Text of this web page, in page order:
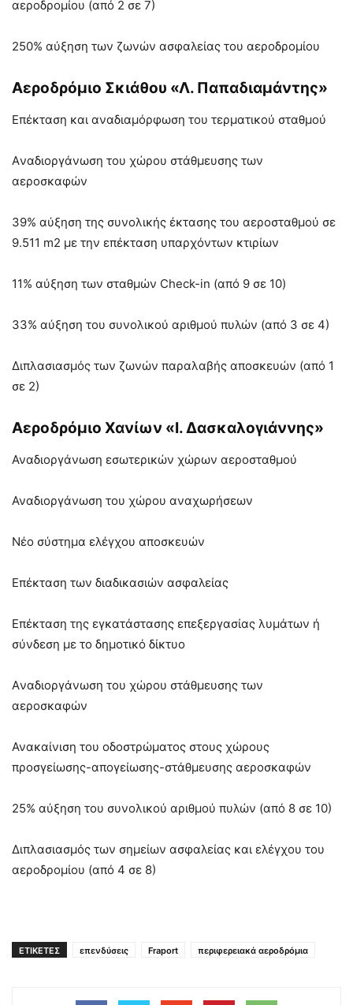
αεροδρομίου (από 2 σε 7)
250% αύξηση των ζωνών ασφαλείας του αεροδρομίου
Αεροδρόμιο Σκιάθου «Λ. Παπαδιαμάντης»
Επέκταση και αναδιαμόρφωση του τερματικού σταθμού
Aναδιοργάνωση του χώρου στάθμευσης των
αεροσκαφών
39% αύξηση της συνολικής έκτασης του αεροσταθμού σε
9.511 m2 με την επέκταση υπαρχόντων κτιρίων
11% αύξηση των σταθμών Check-in (από 9 σε 10)
33% αύξηση του συνολικού αριθμού πυλών (από 3 σε 4)
Διπλασιασμός των ζωνών παραλαβής αποσκευών (από 1
σε 2)
Αεροδρόμιο Χανίων «I. Δασκαλογιάννης»
Αναδιοργάνωση εσωτερικών χώρων αεροσταθμού
Αναδιοργάνωση του χώρου αναχωρήσεων
Νέο σύστημα ελέγχου αποσκευών
Επέκταση των διαδικασιών ασφαλείας
Επέκταση της εγκατάστασης επεξεργασίας λυμάτων ή
σύνδεση με το δημοτικό δίκτυο
Aναδιοργάνωση του χώρου στάθμευσης των
αεροσκαφών
Ανακαίνιση του οδοστρώματος στους χώρους
προσγείωσης-απογείωσης-στάθμευσης αεροσκαφών
25% αύξηση του συνολικού αριθμού πυλών (από 8 σε 10)
Διπλασιασμός των σημείων ασφαλείας και ελέγχου του
αεροδρομίου (από 4 σε 8)
ΕΤΙΚΕΤΕΣ επενδύσεις Fraport περιφερειακά αεροδρόμια